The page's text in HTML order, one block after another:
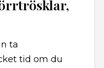
ta
tid om du